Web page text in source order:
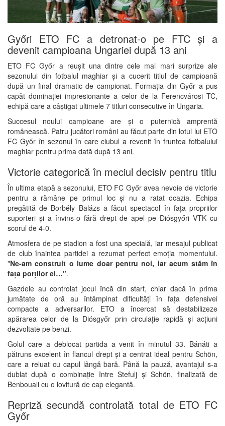
Győri ETO FC a detronat-o pe FTC și a
devenit campioana Ungariei după 13 ani
ETO FC Győr a reușit una dintre cele mai mari surprize ale
sezonului din fotbalul maghiar și a cucerit titlul de campioană
după un final dramatic de campionat. Formația din Győr a pus
capăt dominației impresionante a celor de la Ferencvárosi TC,
echipă care a câștigat ultimele 7 titluri consecutive în Ungaria.
Succesul noului campioane are și o puternică amprentă
românească. Patru jucători români au făcut parte din lotul lui ETO
FC Győr în sezonul în care clubul a revenit în fruntea fotbalului
maghiar pentru prima dată după 13 ani.
Victorie categorică în meciul decisiv pentru titlu
În ultima etapă a sezonului, ETO FC Győr avea nevoie de victorie
pentru a rămâne pe primul loc și nu a ratat ocazia. Echipa
pregătită de Borbély Balázsa făcut spectacol în fața propriilor
suporteri și a învins-o fără drept de apel pe Diósgyőri VTK cu
scorul de 4-0.
Atmosfera de pe stadion a fost una specială, iar mesajul publicat
de club înaintea partidei a rezumat perfect emoția momentului.
"Ne-am construit o lume doar pentru noi, iar acum stăm în
fața porților ei…".
Gazdele au controlat jocul încă din start, chiar dacă în prima
jumătate de oră au întâmpinat dificultăți în fața defensivei
compacte a adversarilor. ETO a încercat să destabilizeze
apărarea celor de la Diósgyőr prin circulație rapidă și acțiuni
dezvoltate pe benzi.
Golul care a deblocat partida a venit în minutul 33. Bánáti a
pătruns excelent în flancul drept și a centrat ideal pentru Schön,
care a reluat cu capul lângă bară. Până la pauză, avantajul s-a
dublat după o combinație între Stefulj și Schön, finalizată de
Benbouali cu o lovitură de cap elegantă.
Repriză secundă controlată total de ETO FC
Győr